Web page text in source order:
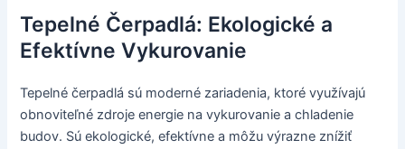
Tepelné Čerpadlá: Ekologické a
Efektívne Vykurovanie
Tepelné čerpadlá sú moderné zariadenia, ktoré využívajú
obnoviteľné zdroje energie na vykurovanie a chladenie
budov. Sú ekologické, efektívne a môžu výrazne znížiť